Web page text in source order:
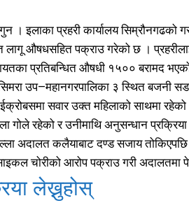
राजनीति 55
अर्थ 54
फिचर 28
विशेष 25
प्रदेश
शिक्षा
बागमती 16
स्वास्थ्य
खेलकूद
राजनीति 55
अर्थ 54
फिचर 28
विशेष 25
प्रदेश
शिक्षा
बागमती 16
स्वास्थ्य
खेलकूद
। इलाका प्रहरी कार्यालय
लागू औषधसहित पक्राउ गरेको छ ।
प्रतिबन्धित औषधी १५०० बरामद
उप–महानगरपालिका ३ स्थित बजनी
सवार उक्त महिलाको साथमा
गोले रहेको र उनीमाथि अनुसन्धान
अदालत कलैयाबाट दण्ड सजाय
चोरीको आरोप पक्राउ गरी अदालतमा
लेख्नुहोस्